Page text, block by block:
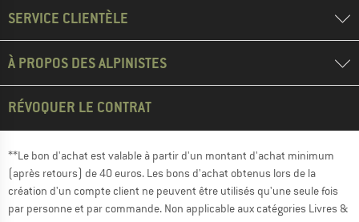
SERVICE CLIENTÈLE
À PROPOS DES ALPINISTES
RÉVOQUER LE CONTRAT
**Le bon d'achat est valable à partir d'un montant d'achat minimum
(après retours) de 40 euros. Les bons d'achat obtenus lors de la
création d'un compte client ne peuvent être utilisés qu'une seule fois
par personne et par commande. Non applicable aux catégories Livres &